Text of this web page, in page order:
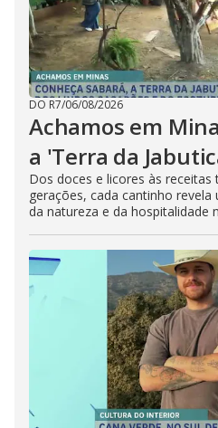
DO R7/06/08/2026
Achamos em
a 'Terra da
Dos doces e licores às receitas
gerações, cada cantinho
da natureza e da hospitalidade